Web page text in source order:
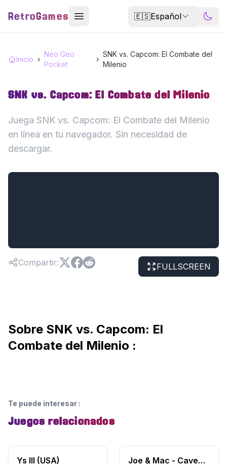
RetroGames 🇪🇸Español
Inicio ›
Neo Geo
Pocket
›
SNK vs. Capcom: El Combate del
Milenio
SNK vs. Capcom: El Combate del Milenio
Juega SNK vs. Capcom: El Combate del Milenio
en línea en tu navegador. Sin necesidad de
descargar.
Compartir: FULLSCREEN
Sobre SNK vs. Capcom: El
Combate del Milenio :
Te puede interesar :
Juegos relacionados
Ys III (USA) Joe & Mac - Caveman Ninja (Europe) (En,Fr,De,Es,It,Nl) (Beta)